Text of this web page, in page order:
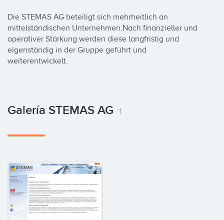
Die STEMAS AG beteiligt sich mehrheitlich an
mittelständischen Unternehmen.Nach finanzieller und
operativer Stärkung werden diese langfristig und
eigenständig in der Gruppe geführt und
weiterentwickelt.
Galería STEMAS AG 1